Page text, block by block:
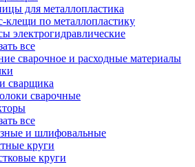
для металлопластика
клещи по металлопластику
электрогидравлические
все
сварочное и расходные материалы
сварщика
сварочные
все
и шлифовальные
круги
круги